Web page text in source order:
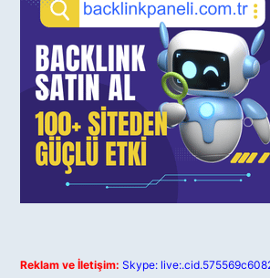
Reklam ve İletişim: Skype: